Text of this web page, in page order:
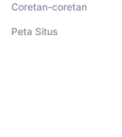
Coretan-coretan
Peta Situs